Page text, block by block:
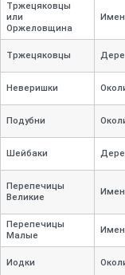
Тржецяковцы
или
Оржеловщина
Тржецяковцы
Неверишки
Подубни
Шейбаки
Перепечицы
Великие
Перепечицы
Малые
Иодки